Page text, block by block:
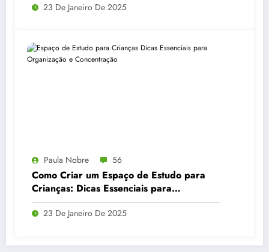
23 De Janeiro De 2025
Paula Nobre 56
Como Criar um Espaço de Estudo para
Crianças: Dicas Essenciais para
Organização e Concentração
23 De Janeiro De 2025